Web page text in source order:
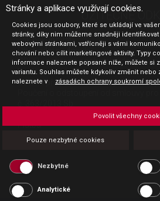
UŽITEČNÉ
Jak nakupovat
Obchodní podmínky
GDPR - ochrana osobních údajů
Profil zadavatele
Sdělení před uzavřením kupní smlouvy
Platba
Povinná publicita
Stránky a aplikace využívají cookies.
Cookies jsou soubory, které se ukládají ve
stránky, díky nim můžeme snadněji
webovými stránkami, vstřícněji s vámi
chování nebo cílit marketingové aktivity. Typy
informace naleznete popsané níže, můžete si
variantu. Souhlas můžete kdykoliv změnit nebo
naleznete v
zásadách ochrany soukromí
Pouze nezbytné cookies
Povolit všechny
Nezbytné
Analytické